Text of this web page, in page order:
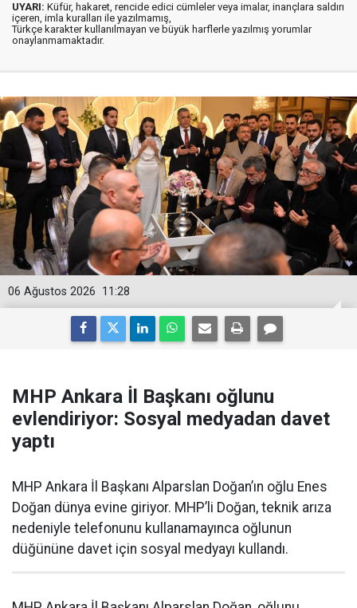
UYARI: Küfür, hakaret, rencide edici cümleler veya imalar, inançlara saldırı
içeren, imla kuralları ile yazılmamış,
Türkçe karakter kullanılmayan ve büyük harflerle yazılmış yorumlar
onaylanmamaktadır.
11:28
06 Ağustos 2026
MHP Ankara İl Başkanı oğlunu
evlendiriyor: Sosyal medyadan davet
yaptı
MHP Ankara İl Başkanı Alparslan Doğan’ın oğlu Enes
Doğan dünya evine giriyor. MHP’li Doğan, teknik arıza
nedeniyle telefonunu kullanamayınca oğlunun
düğününe davet için sosyal medyayı kullandı.